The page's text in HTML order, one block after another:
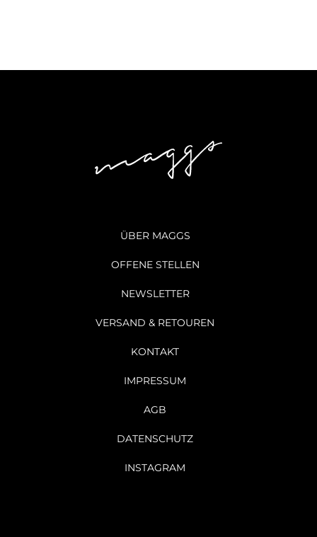
ÜBER MAGGS
OFFENE STELLEN
NEWSLETTER
VERSAND & RETOUREN
KONTAKT
IMPRESSUM
AGB
DATENSCHUTZ
INSTAGRAM